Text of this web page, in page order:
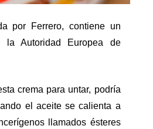
por Ferrero, contiene un
la Autoridad Europea de
crema para untar, podría
el aceite se calienta a
llamados ésteres